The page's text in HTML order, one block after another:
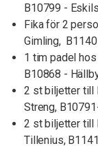
B10799 -
Fika för 2
Gimling,
1 tim padel
B10868 -
2 st biljetter till
Streng,
2 st biljetter till
Tillenius,